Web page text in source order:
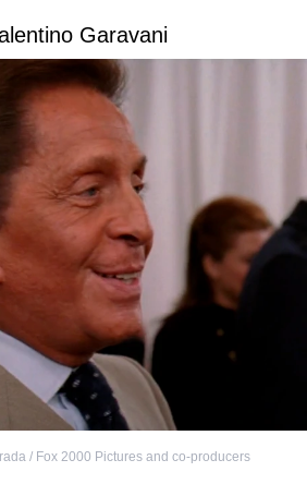
Garavani
/ Fox 2000 Pictures and co-producers